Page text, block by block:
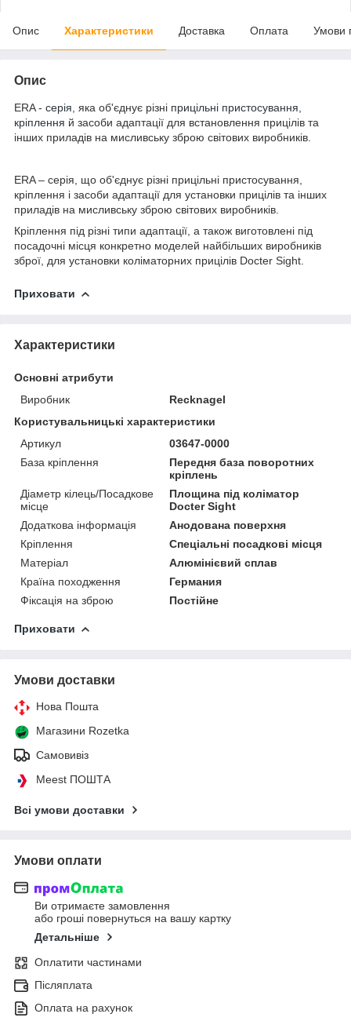
Опис Характеристики Доставка Оплата Умови
Опис
ERA - серія , яка об'єднує різні прицільні пристосування
кріплення й засоби адаптації для встановлення прицілів та
інших приладів на мисливську зброю світових виробників.
ERA – серія, що об'єднує різні прицільні пристосування,
кріплення і засоби адаптації для установки прицілів та інших
приладів на мисливську зброю світових виробників.
Кріплення під різні типи адаптації, а також виготовлені під
посадочні місця конкретно моделей найбільших виробників
зброї, для установки коліматорних прицілів Docter Sight.
Приховати
Характеристики
Основні атрибути
Виробник
Recknagel
Користувальницькі характеристики
Артикул
03647-0000
База кріплення
Передня база поворотних
кріплень
Діаметр кілець/Посадкове
місце
Площина під коліматор
Docter Sight
Додаткова інформація
Анодована поверхня
Кріплення
Спеціальні посадкові місця
Матеріал
Алюмінієвий сплав
Країна походження
Германия
Фіксація на зброю
Постійне
Приховати
Умови доставки
Нова Пошта
Магазини Rozetka
Самовивіз
Meest ПОШТА
Всі умови доставки
Умови оплати
Ви отримаєте замовлення
або гроші повернуться на вашу картку
Детальніше
Оплатити частинами
Післяплата
Оплата на рахунок